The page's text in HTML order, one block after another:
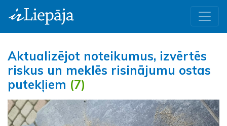
Aktualizējot noteikumus, izvērtēs
riskus un meklēs risinājumu ostas
putekļiem (7)